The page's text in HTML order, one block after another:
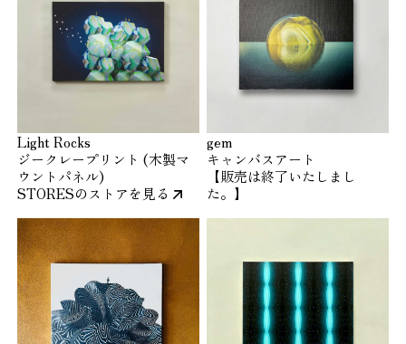
Light Rocks
ジークレープリント (木製マ
ウントパネル)
STORESのストアを見る
gem
キャンバスアート
【販売は終了いたしまし
た。】